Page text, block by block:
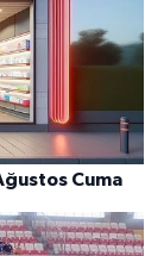
Cuma